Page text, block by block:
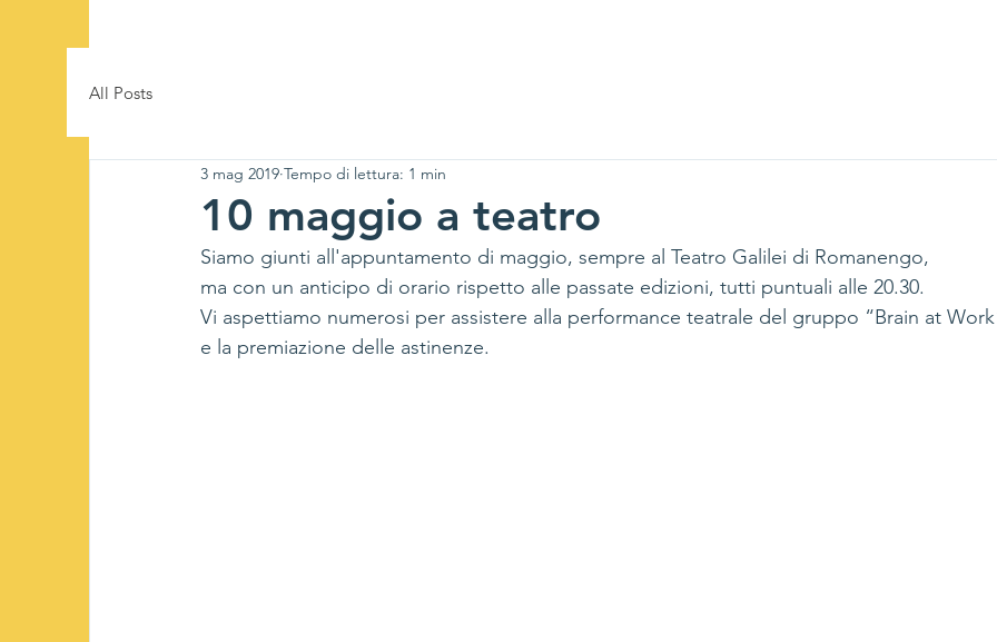
All Posts
10 maggio a teatro
3 mag 2019 Tempo di lettura: 1 min
Siamo giunti all'appuntamento di maggio, sempre al Teatro Galilei di Romanengo,
ma con un anticipo di orario rispetto alle passate edizioni, tutti puntuali alle 20.30.
Vi aspettiamo numerosi per assistere alla performance teatrale del gruppo “Brain at
e la premiazione delle astinenze.